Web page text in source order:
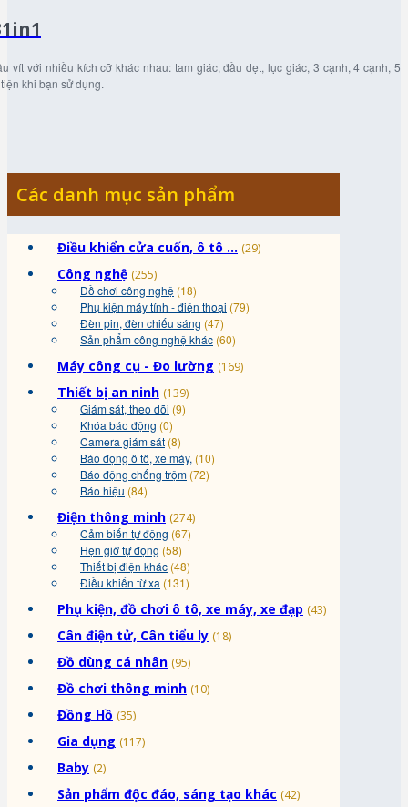
vít với nhiều kích cỡ khác nhau: tam giác, đầu dẹt, lục giác, 3 cạnh, 4 cạnh, 5
khi bạn sử dụng.
Các danh mục sản phẩm
Điều khiển cửa cuốn, ô tô ... (29)
Công nghệ (255)
Đồ chơi công nghệ (18)
Phụ kiện máy tính - điện thoại (79)
Đèn pin, đèn chiếu sáng (47)
Sản phẩm công nghệ khác (60)
Máy công cụ - Đo lường (169)
Thiết bị an ninh (139)
Giám sát, theo dõi (9)
Khóa báo động (0)
Camera giám sát (8)
Báo động ô tô, xe máy, (10)
Báo động chống trộm (72)
Báo hiệu (84)
Điện thông minh (274)
Cảm biến tự động (67)
Hẹn giờ tự động (58)
Thiết bị điện khác (48)
Điều khiển từ xa (131)
Phụ kiện, đồ chơi ô tô, xe máy, xe đạp (43)
Cân điện tử, Cân tiểu ly (18)
Đồ dùng cá nhân (95)
Đồ chơi thông minh (10)
Đồng Hồ (35)
Gia dụng (117)
Baby (2)
Sản phẩm độc đáo, sáng tạo khác (42)